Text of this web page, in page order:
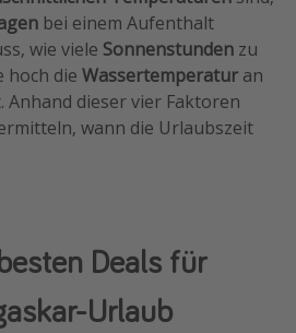
bei einem Aufenthalt
wie viele Sonnenstunden zu
hoch die Wassertemperatur an
Anhand dieser vier Faktoren
wann die Urlaubszeit
Deals für
Urlaub